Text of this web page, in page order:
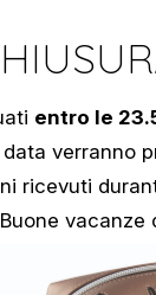
entro le
verranno
ricevuti
Buone vacanze